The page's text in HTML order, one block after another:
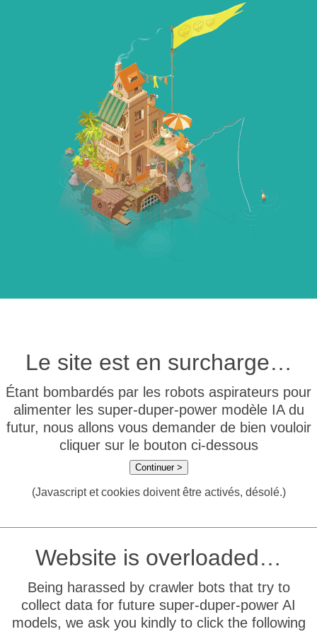
Le site est en surcharge…
Étant bombardés par les robots aspirateurs pour
alimenter les super-duper-power modèle IA du
futur, nous allons vous demander de bien vouloir
cliquer sur le bouton ci-dessous
Continuer >
(Javascript et cookies doivent être activés, désolé.)
Website is overloaded…
Being harassed by crawler bots that try to
collect data for future super-duper-power AI
models, we ask you kindly to click the following